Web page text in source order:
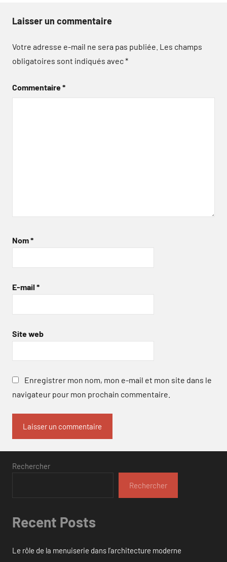
Laisser un commentaire
Votre adresse e-mail ne sera pas publiée. Les champs
obligatoires sont indiqués avec*
Commentaire*
Nom*
E-mail *
Site web
Enregistrer mon nom, mon e-mail et mon site dans le
navigateur pour mon prochain commentaire.
Rechercher
Rechercher
Recent Posts
Le rôle de la menuiserie dans l’architecture moderne